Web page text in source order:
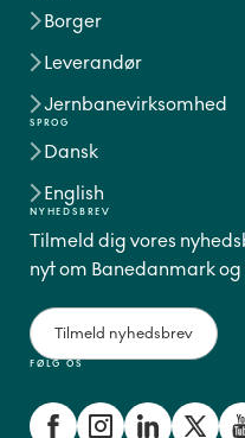
Borger
Leverandør
Jernbanevirksomhed
SPROG
Dansk
English
FØLG OS
NYHEDSBREV
Tilmeld dig vores
nyt om Banedanmark og
Tilmeld nyhedsbrev